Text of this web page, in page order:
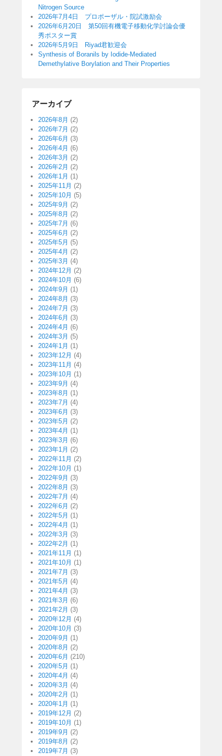
Nitrogen Source
2026年7月4日 プロポーザル・院試激励会
2026年6月20日 第50回有機電子移動化学討論会優
秀ポスター賞
2026年5月9日 Riyad君歓迎会
Synthesis of Boranils by Iodide-Mediated
Demethylative Borylation and Their Properties
アーカイブ
2026年8月 (2)
2026年7月 (2)
2026年6月 (3)
2026年4月 (6)
2026年3月 (2)
2026年2月 (2)
2026年1月 (1)
2025年11月 (2)
2025年10月 (5)
2025年9月 (2)
2025年8月 (2)
2025年7月 (6)
2025年6月 (2)
2025年5月 (5)
2025年4月 (2)
2025年3月 (4)
2024年12月 (2)
2024年10月 (6)
2024年9月 (1)
2024年8月 (3)
2024年7月 (3)
2024年6月 (3)
2024年4月 (6)
2024年3月 (5)
2024年1月 (1)
2023年12月 (4)
2023年11月 (4)
2023年10月 (1)
2023年9月 (4)
2023年8月 (1)
2023年7月 (4)
2023年6月 (3)
2023年5月 (2)
2023年4月 (1)
2023年3月 (6)
2023年1月 (2)
2022年11月 (2)
2022年10月 (1)
2022年9月 (3)
2022年8月 (3)
2022年7月 (4)
2022年6月 (2)
2022年5月 (1)
2022年4月 (1)
2022年3月 (3)
2022年2月 (1)
2021年11月 (1)
2021年10月 (1)
2021年7月 (3)
2021年5月 (4)
2021年4月 (3)
2021年3月 (6)
2021年2月 (3)
2020年12月 (4)
2020年10月 (3)
2020年9月 (1)
2020年8月 (2)
2020年6月 (210)
2020年5月 (1)
2020年4月 (4)
2020年3月 (4)
2020年2月 (1)
2020年1月 (1)
2019年12月 (2)
2019年10月 (1)
2019年9月 (2)
2019年8月 (2)
2019年7月 (3)